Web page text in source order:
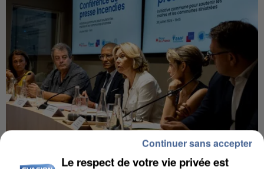
Le respect de votre vie privée est
Continuer sans accepter